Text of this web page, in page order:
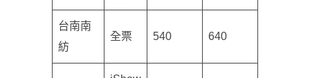
台南南
紡
全票 540 640